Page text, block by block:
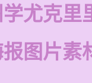
尤克里
图片素